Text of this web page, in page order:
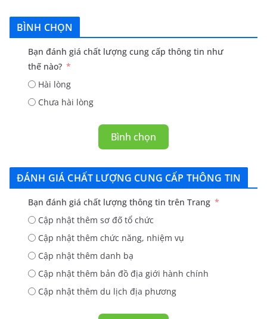
BÌNH CHỌN
Bạn đánh giá chất lượng cung cấp thông tin như
thế nào?
Hài lòng
Chưa hài lòng
Bình chọn
ĐÁNH GIÁ CHẤT LƯỢNG CUNG CẤP THÔNG TIN
Bạn đánh giá chất lượng thông tin trên Trang
Cập nhật thêm sơ đố tổ chức
Cập nhật thêm chức năng, nhiệm vụ
Cập nhật thêm danh bạ
Cập nhật thêm bản đồ địa giới hành chính
Cập nhật thêm du lịch địa phương